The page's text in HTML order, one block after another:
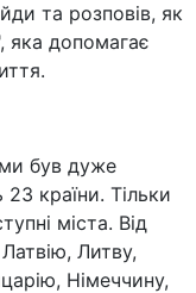
та розповів, як
яка допомагає
був дуже
країни. Тільки
міста. Від
Литву,
Німеччину,